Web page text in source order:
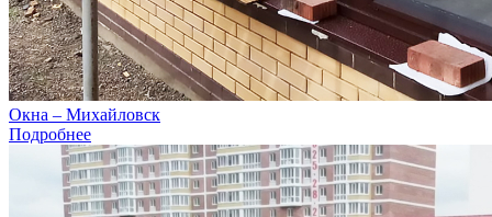
Окна – Михайловск
Подробнее